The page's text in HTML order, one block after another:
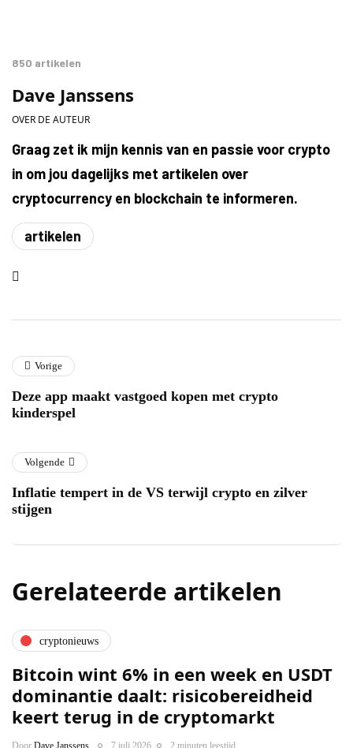
850 artikelen
Dave Janssens
OVER DE AUTEUR
Graag zet ik mijn kennis van en passie voor crypto
in om jou dagelijks met artikelen over
cryptocurrency en blockchain te informeren.
artikelen
Vorige
Deze app maakt vastgoed kopen met crypto
kinderspel
Volgende
Inflatie tempert in de VS terwijl crypto en zilver
stijgen
Gerelateerde artikelen
cryptonieuws
Bitcoin wint 6% in een week en USDT
dominantie daalt: risicobereidheid
keert terug in de cryptomarkt